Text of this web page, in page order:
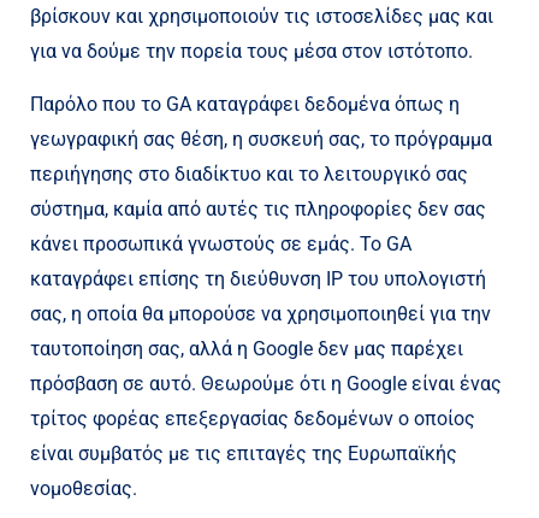
βρίσκουν και χρησιμοποιούν τις ιστοσελίδες μας και
για να δούμε την πορεία τους μέσα στον ιστότοπο.
Παρόλο που το GA καταγράφει δεδομένα όπως η
γεωγραφική σας θέση, η συσκευή σας, το πρόγραμμα
περιήγησης στο διαδίκτυο και το λειτουργικό σας
σύστημα, καμία από αυτές τις πληροφορίες δεν σας
κάνει προσωπικά γνωστούς σε εμάς. Το GA
καταγράφει επίσης τη διεύθυνση IP του υπολογιστή
σας, η οποία θα μπορούσε να χρησιμοποιηθεί για την
ταυτοποίηση σας, αλλά η Google δεν μας παρέχει
πρόσβαση σε αυτό. Θεωρούμε ότι η Google είναι ένας
τρίτος φορέας επεξεργασίας δεδομένων ο οποίος
είναι συμβατός με τις επιταγές της Ευρωπαϊκής
νομοθεσίας.